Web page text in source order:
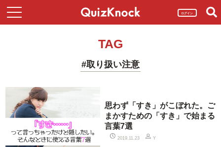
ログイン
TAG
#取り扱い注意
思わず「すき」がこぼれた。ご
まかすための「すき」で始まる
言葉7選
2019.11.23 Y